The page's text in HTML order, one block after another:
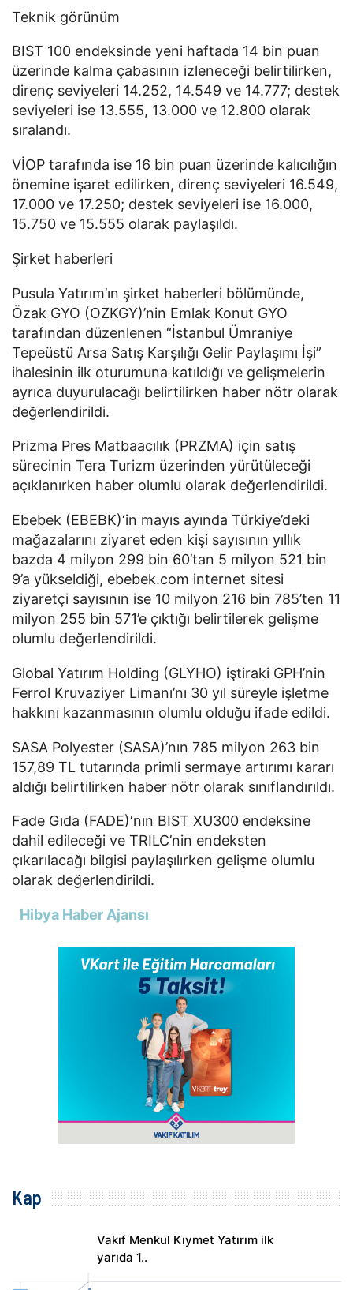
Teknik görünüm
BIST 100 endeksinde yeni haftada 14 bin puan
üzerinde kalma çabasının izleneceği belirtilirken,
direnç seviyeleri 14.252, 14.549 ve 14.777; destek
seviyeleri ise 13.555, 13.000 ve 12.800 olarak
sıralandı.
VİOP tarafında ise 16 bin puan üzerinde kalıcılığın
önemine işaret edilirken, direnç seviyeleri 16.549,
17.000 ve 17.250; destek seviyeleri ise 16.000,
15.750 ve 15.555 olarak paylaşıldı.
Şirket haberleri
Pusula Yatırım’ın şirket haberleri bölümünde,
Özak GYO (OZKGY)’nin Emlak Konut GYO
tarafından düzenlenen “İstanbul Ümraniye
Tepeüstü Arsa Satış Karşılığı Gelir Paylaşımı İşi”
ihalesinin ilk oturumuna katıldığı ve gelişmelerin
ayrıca duyurulacağı belirtilirken haber nötr olarak
değerlendirildi.
Prizma Pres Matbaacılık (PRZMA) için satış
sürecinin Tera Turizm üzerinden yürütüleceği
açıklanırken haber olumlu olarak değerlendirildi.
Ebebek (EBEBK)‘in mayıs ayında Türkiye’deki
mağazalarını ziyaret eden kişi sayısının yıllık
bazda 4 milyon 299 bin 60’tan 5 milyon 521 bin
9’a yükseldiği, ebebek.com internet sitesi
ziyaretçi sayısının ise 10 milyon 216 bin 785’ten 11
milyon 255 bin 571’e çıktığı belirtilerek gelişme
olumlu değerlendirildi.
Global Yatırım Holding (GLYHO) iştiraki GPH’nin
Ferrol Kruvaziyer Limanı’nı 30 yıl süreyle işletme
hakkını kazanmasının olumlu olduğu ifade edildi.
SASA Polyester (SASA)’nın 785 milyon 263 bin
157,89 TL tutarında primli sermaye artırımı kararı
aldığı belirtilirken haber nötr olarak sınıflandırıldı.
Fade Gıda (FADE)‘nın BIST XU300 endeksine
dahil edileceği ve TRILC’nin endeksten
çıkarılacağı bilgisi paylaşılırken gelişme olumlu
olarak değerlendirildi.
Hibya Haber Ajansı
Kap
Vakıf Menkul Kıymet Yatırım ilk
yarıda 1..